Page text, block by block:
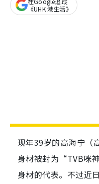
《UHK 港生活》
现年39岁的高海宁（
身材被封为“TVB咪
身材的代表。不过近